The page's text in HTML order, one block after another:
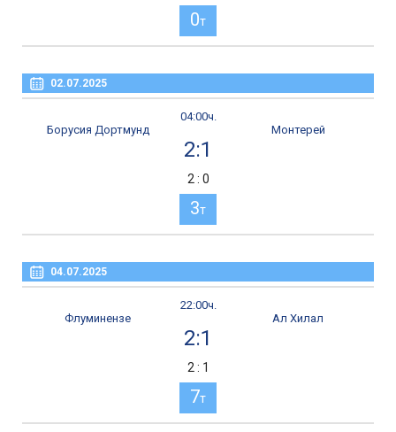
0т
02.07.2025
04:00ч.
Борусия Дортмунд
2:1
Монтерей
2 : 0
3т
04.07.2025
22:00ч.
Флуминензе
2:1
Ал Хилал
2 : 1
7т